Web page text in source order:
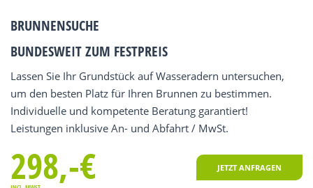
BRUNNENSUCHE
BUNDESWEIT ZUM FESTPREIS
Lassen Sie Ihr Grundstück auf Wasseradern untersuchen,
um den besten Platz für Ihren Brunnen zu bestimmen.
Individuelle und kompetente Beratung garantiert!
Leistungen inklusive An- und Abfahrt / MwSt.
298,-€ JETZT ANFRAGEN